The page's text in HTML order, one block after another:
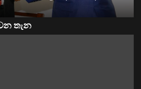
..
තැන